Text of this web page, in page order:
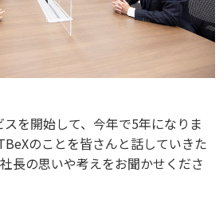
スを開始して、今年で5年になりま
のことを皆さんと話していきた
長の思いや考えをお聞かせくださ